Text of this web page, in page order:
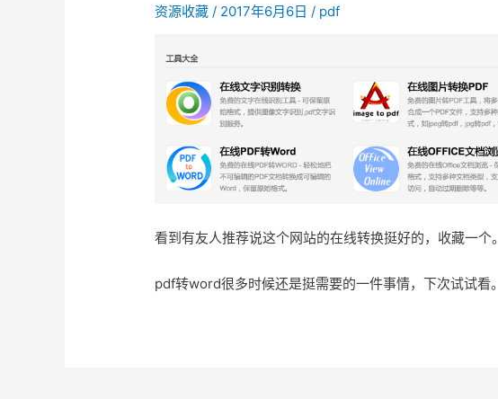
资源收藏 / 2017年6月6日 / pdf
看到有友人推荐说这个网站的在线转换挺好的，收藏一个。
pdf转word很多时候还是挺需要的一件事情，下次试试看。